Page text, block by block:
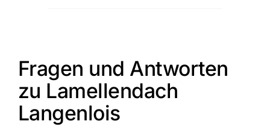
Fragen und Antworten
zu Lamellendach
Langenlois